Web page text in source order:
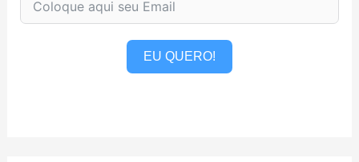
EU QUERO!